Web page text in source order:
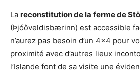
La reconstitution de la ferme de
(Þjóðveldisbærinn) est accessible
n’aurez pas besoin d’un 4×4 pour
proximité avec d’autres lieux
l’Islande font de sa visite une